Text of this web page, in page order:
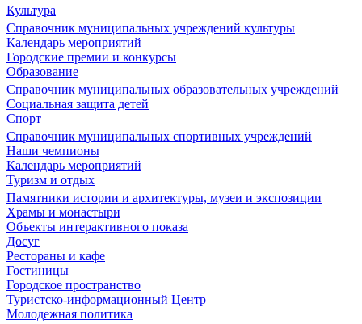
Культура
Справочник муниципальных учреждений культуры
Календарь мероприятий
Городские премии и конкурсы
Образование
Справочник муниципальных образовательных учреждений
Социальная защита детей
Спорт
Справочник муниципальных спортивных учреждений
Наши чемпионы
Календарь мероприятий
Туризм и отдых
Памятники истории и архитектуры, музеи и экспозиции
Храмы и монастыри
Объекты интерактивного показа
Досуг
Рестораны и кафе
Гостиницы
Городское пространство
Туристско-информационный Центр
Молодежная политика